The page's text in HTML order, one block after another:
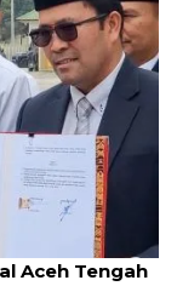
Aceh Tengah